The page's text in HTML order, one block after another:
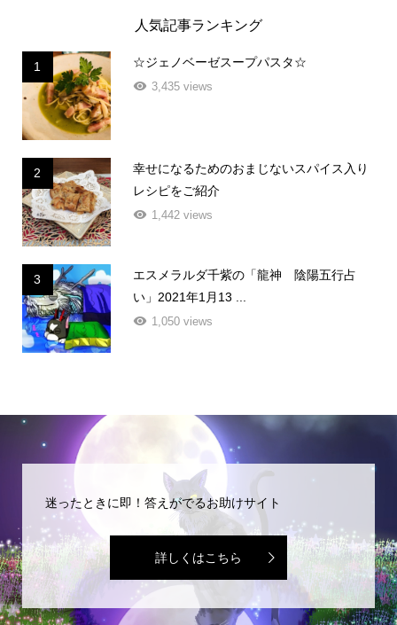
人気記事ランキング
1 ☆ジェノベーゼスープパスタ☆
3,435 views
2
幸せになるためのおまじないスパイス入り
レシピをご紹介
1,442 views
3
エスメラルダ千紫の「龍神 陰陽五行占
い」2021年1月13 ...
1,050 views
迷ったときに即！答えがでるお助けサイト
詳しくはこちら